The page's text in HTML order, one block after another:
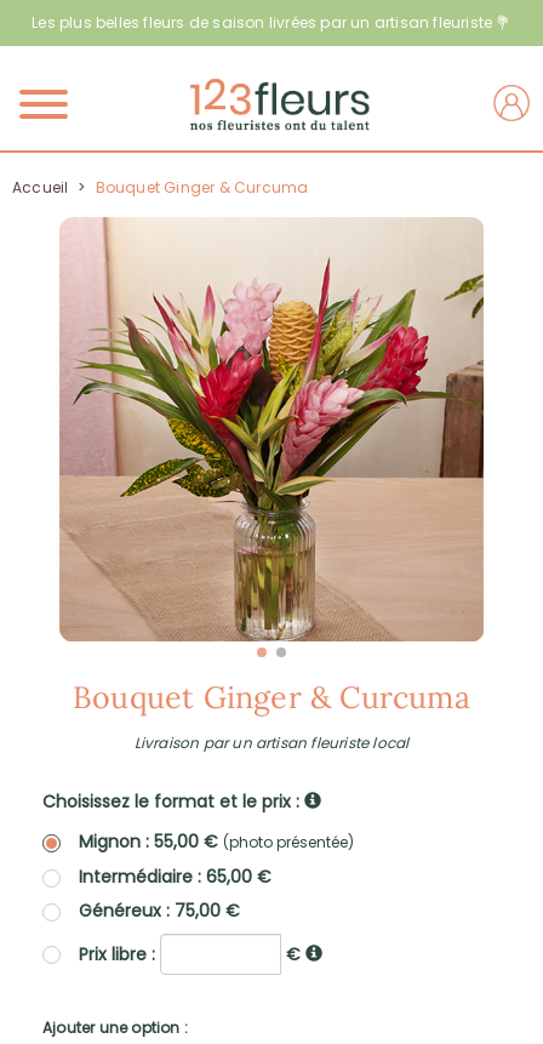
Les plus belles fleurs de saison livrées par un artisan fleuriste 💐
Menu
Accueil > Bouquet Ginger & Curcuma
Bouquet Ginger & Curcuma
Livraison par un artisan fleuriste local
Choisissez le format et le prix :
Mignon : 55,00 € (photo présentée)
Intermédiaire : 65,00 €
Généreux : 75,00 €
Prix libre :
€
Ajouter une option :